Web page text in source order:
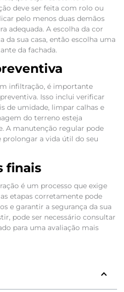
deve ser feita com rolo ou
pelo menos duas demãos
adequada. A escolha da cor
da sua casa, então escolha uma
da fachada.
infiltração, é importante
Isso inclui verificar
de umidade, limpar calhas e
do terreno esteja
A manutenção regular pode
a vida útil do seu
finais
é um processo que exige
etapas corretamente pode
e garantir a segurança da sua
pode ser necessário consultar
para uma avaliação mais